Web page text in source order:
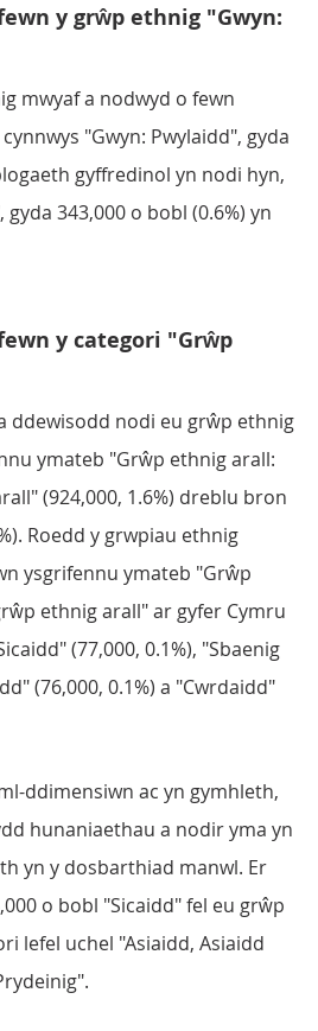
y grŵp ethnig "Gwyn:
mwyaf a nodwyd o fewn
"Gwyn: Pwylaidd", gyda
gyffredinol yn nodi hyn,
343,000 o bobl (0.6%) yn
y categori "Grŵp
ddewisodd nodi eu grŵp ethnig
ymateb "Grŵp ethnig arall:
(924,000, 1.6%) dreblu bron
Roedd y grwpiau ethnig
ysgrifennu ymateb "Grŵp
ethnig arall" ar gyfer Cymru
(77,000, 0.1%), "Sbaenig
(76,000, 0.1%) a "Cwrdaidd"
ddimensiwn ac yn gymhleth,
hunaniaethau a nodir yma yn
yn y dosbarthiad manwl. Er
o bobl "Sicaidd" fel eu grŵp
lefel uchel "Asiaidd, Asiaidd